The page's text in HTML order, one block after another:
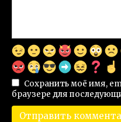
Сохранить моё имя,
браузере для